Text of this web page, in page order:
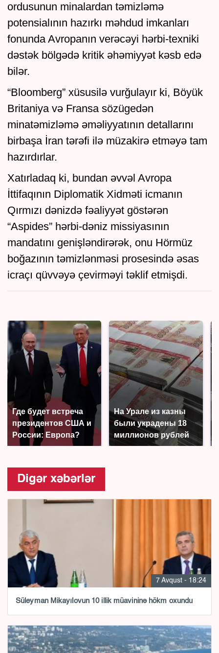
ordusunun minalardan təmizləmə
potensialının hazırkı məhdud imkanları
fonunda Avropanın verəcəyi hərbi-texniki
dəstək bölgədə kritik əhəmiyyət kəsb edə
bilər.
“Bloomberg” xüsusilə vurğulayır ki, Böyük
Britaniya və Fransa sözügedən
minatəmizləmə əməliyyatının detallarını
birbaşa İran tərəfi ilə müzakirə etməyə tam
hazırdırlar.
Xatırladaq ki, bundan əvvəl Avropa
İttifaqının Diplomatik Xidməti icmanın
Qırmızı dənizdə fəaliyyət göstərən
“Aspides” hərbi-dəniz missiyasının
mandatını genişləndirərək, onu Hörmüz
boğazının təmizlənməsi prosesində əsas
icraçı qüvvəyə çevirməyi təklif etmişdi.
Где будет встреча
президентов США и
России: Европа?
На Урале из казны
были украдены 18
миллионов рублей
Digər xəbərlər
7 Avqust - 18:24
Süleyman Mikayılovun 10 illik müavininə hökm oxundu